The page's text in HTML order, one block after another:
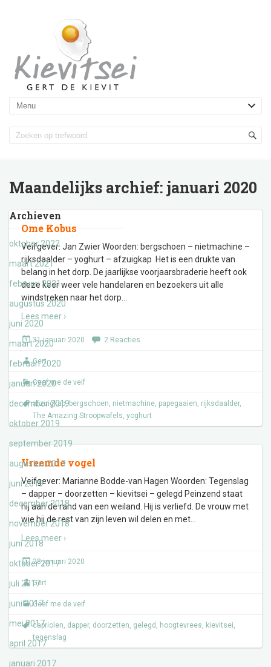
Maandelijks archief: januari 2020
Archieven
oktober 2022
maart 2021
februari 2021
augustus 2020
juni 2020
maart 2020
februari 2020
januari 2020
december 2019
oktober 2019
september 2019
augustus 2019
juni 2019
december 2018
november 2018
juni 2018
oktober 2017
juli 2017
juni 2017
mei 2017
april 2017
januari 2017
Ome Kobus
Veifgever: Jan Zwier Woorden: bergschoen – nietmachine –
rijksdaalder – yoghurt – afzuigkap Het is een drukte van
belang in het dorp. De jaarlijkse voorjaarsbraderie heeft ook
deze keer weer vele handelaren en bezoekers uit alle
windstreken naar het dorp
Lees meer ›
31 januari 2020 2 Reacties
Gert
Geef me de veif
afzuigkap,bergschoen, nietmachine, papegaaien, rijksdaalder,
The Amazing Stroopwafels, yoghurt
Vreemde vogel
Veifgever: Marianne Bodde-van Hagen Woorden: Tegenslag
– dapper – doorzetten – kievitsei – gelegd Peinzend staat
hij aan de rand van een weiland. Hij is verliefd. De vrouw met
wie hij de rest van zijn leven wil delen en met
Lees meer ›
28 januari 2020
Gert
Geef me de veif
capriolen, dapper, doorzetten, gelegd , hoogtevrees, kievitsei,
tegenslag